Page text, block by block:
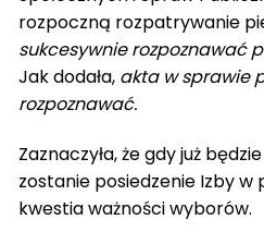
rozpoczną rozpatrywanie
sukcesywnie rozpoznawać
Jak dodała, akta w sprawie
rozpoznawać.
Zaznaczyła, że gdy już
zostanie posiedzenie Izby w
kwestia ważności wyborów.